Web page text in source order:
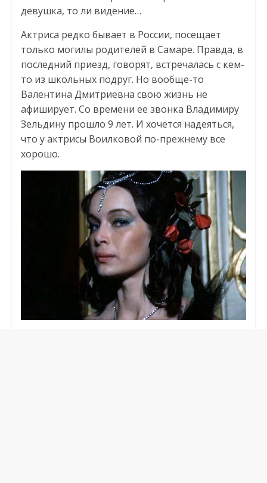
девушка, то ли видение…
Актриса редко бывает в России, посещает
только могилы родителей в Самаре. Правда, в
последний приезд, говорят, встречалась с кем-
то из школьных подруг. Но вообще-то
Валентина Дмитриевна свою жизнь не
афиширует. Со времени ее звонка Владимиру
Зельдину прошло 9 лет. И хочется надеяться,
что у актрисы Воилковой по-прежнему все
хорошо.